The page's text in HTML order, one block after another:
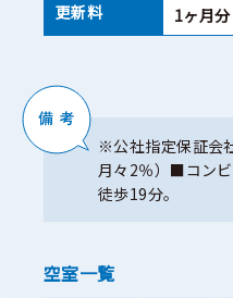
更新料
1ヶ月分
※公社指定保証会
月々2％）■コン
徒歩19分。
空室一覧